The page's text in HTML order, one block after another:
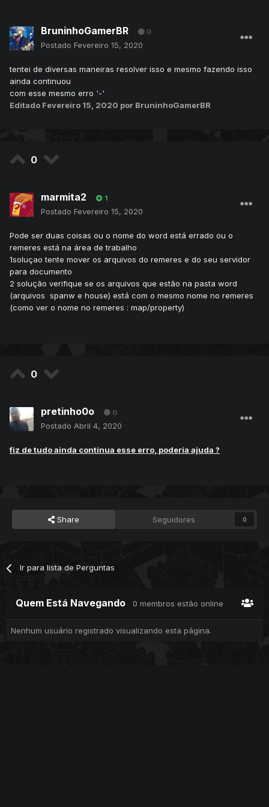
BruninhoGamerBR 0
Postado Fevereiro 15, 2020
tentei de diversas maneiras resolver isso e mesmo fazendo isso
ainda continuou
com esse mesmo erro '-'
Editado Fevereiro 15, 2020 por BruninhoGamerBR
0
marmita2 1
Postado Fevereiro 15, 2020
Pode ser duas coisas ou o nome do word está errado ou o
remeres está na área de trabalho
1soluçao tente mover os arquivos do remeres e do seu servidor
para documento
2 solução verifique se os arquivos que estão na pasta word
(arquivos spanw e house) está com o mesmo nome no remeres
(como ver o nome no remeres : map/property)
0
pretinho0o 0
Postado Abril 4, 2020
fiz de tudo ainda continua esse erro, poderia ajuda ?
Share Seguidores 0
Ir para lista de Perguntas
Quem Está Navegando 0 membros estão online
Nenhum usuário registrado visualizando esta página.